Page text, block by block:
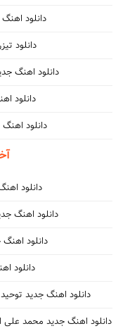
دانلود اهنگ
دانلود
دانلود اهنگ
دانلود
دانلود
دانلود
دانلود اهنگ
دانلود اهنگ
دانلود
دانلود اهنگ جدید
دانلود اهنگ جدید محمد علی